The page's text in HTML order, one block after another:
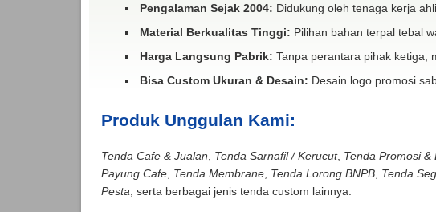
Pengalaman Sejak 2004: Didukung oleh tenaga kerja
Material Berkualitas Tinggi: Pilihan bahan terpal tebal
Harga Langsung Pabrik: Tanpa perantara pihak ketiga,
Bisa Custom Ukuran & Desain: Desain logo promosi
Produk Unggulan Kami:
Tenda Cafe & Jualan Tenda Sarnafil / Kerucut, Tenda Promosi &
Payung Cafe, Tenda Membrane, Tenda Lorong BNPB, Tenda
Pesta , serta berbagai jenis tenda custom lainnya.